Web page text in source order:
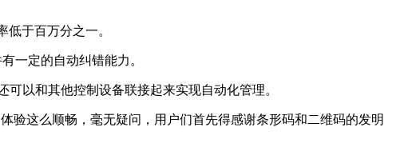
于百万分之一。
一定的自动纠错能力。
以和其他控制设备联接起来实现自动化管理。
验这么顺畅，毫无疑问，用户们首先得感谢条形码和二维码的发明